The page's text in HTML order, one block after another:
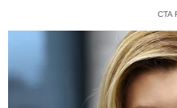
CTA